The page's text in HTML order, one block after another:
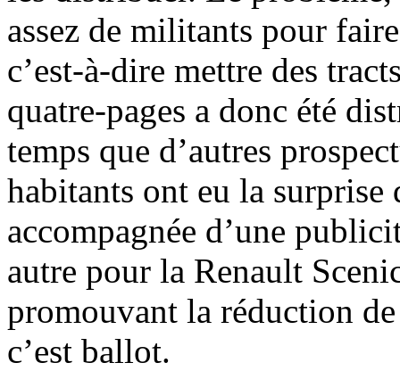
assez de militants pour
c’est-à-dire mettre des
quatre-pages a donc été
temps que d’autres
habitants ont eu la surprise
accompagnée d’une
autre pour la Renault
promouvant la réduction
c’est ballot.